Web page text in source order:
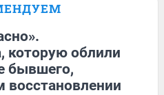
которую облили
бывшего,
восстановлении